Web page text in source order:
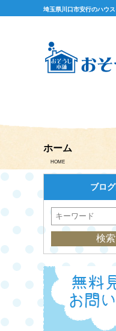
埼玉県川口市安行のハウ
ホーム
HOME
ブロ